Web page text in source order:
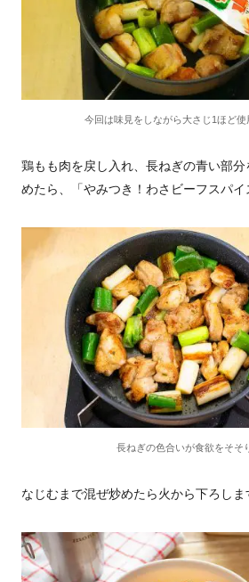
今回は味見をしながら大さじ1ほど使
鶏もも肉を戻し入れ、長ねぎの青い部
めたら、「やみつき！わさビーフスパ
長ねぎの色合いが食欲をそそ
なじむまで混ぜ炒めたら火から下ろしま